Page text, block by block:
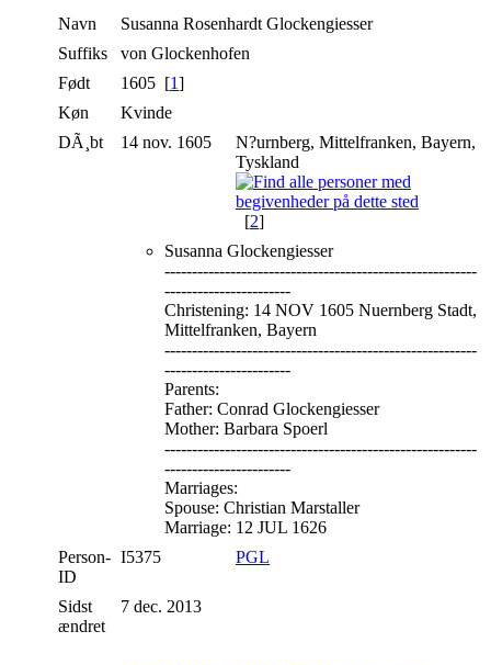
Navn Susanna Rosenhardt Glockengiesser
Suffiks
von Glockenhofen
Født
1605 [1]
Køn
Kvinde
DÃ¸bt
14 nov. 1605
N?urnberg, Mittelfranken, Bayern,
Tyskland
[2]
Susanna Glockengiesser
---------------------------------------------------------
-----------------------
Christening: 14 NOV 1605 Nuernberg Stadt,
Mittelfranken, Bayern
---------------------------------------------------------
-----------------------
Parents:
Father: Conrad Glockengiesser
Mother: Barbara Spoerl
---------------------------------------------------------
-----------------------
Marriages:
Spouse: Christian Marstaller
Marriage: 12 JUL 1626
Person-
ID
I5375 PGL
Sidst
ændret
7 dec. 2013